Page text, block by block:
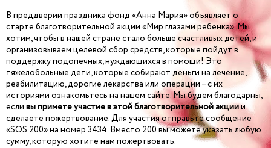
В преддверии праздника фонд «Анна Мария» объявляет о
старте благотворительной акции «Мир глазами ребенка». Мы
хотим, чтобы в нашей стране стало больше счастливых детей, и
организовываем целевой сбор средств, которые пойдут в
поддержку подопечных, нуждающихся в помощи! Это
тяжелобольные дети, которые собирают деньги на лечение,
реабилитацию, дорогие лекарства или операции – с их
историями ознакомьтесь на нашем сайте. Мы будем благодарны,
если вы примете участие в этой благотворительной акциии
сделаете пожертвование. Для участия отправьте сообщение
«SOS 200» на номер 3434. Вместо 200 вы можете указать любую
сумму, которую хотите нам пожертвовать.